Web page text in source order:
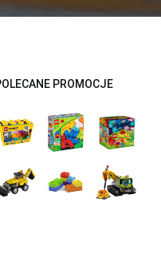
PROMOCJE